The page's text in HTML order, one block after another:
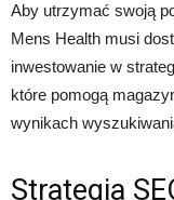
Aby utrzymać swoją
Mens Health musi
inwestowanie w
które pomogą
wynikach
Strategia